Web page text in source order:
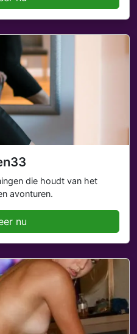
die houdt van het
avonturen.
nu